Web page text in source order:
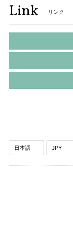
Link リンク